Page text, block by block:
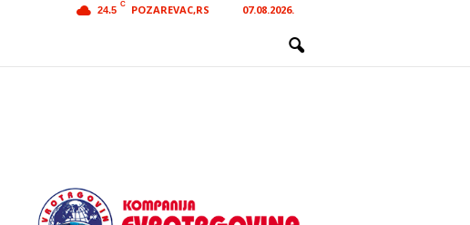
24.5
C POZAREVAC,RS 07.08.2026.